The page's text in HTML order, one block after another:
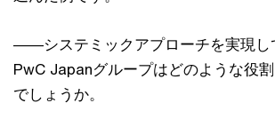
――システミックアプローチを実現し
PwC Japanグループはどのような役
でしょうか。